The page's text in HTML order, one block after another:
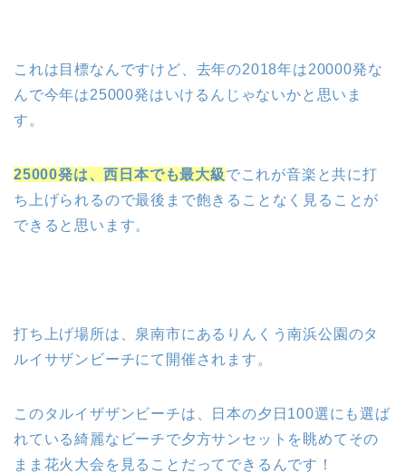
これは目標なんですけど、去年の2018年は20000発な
んで今年は25000発はいけるんじゃないかと思いま
す。
25000発は、西日本でも最大級でこれが音楽と共に打
ち上げられるので最後まで飽きることなく見ることが
できると思います。
打ち上げ場所は、泉南市にあるりんくう南浜公園のタ
ルイサザンビーチにて開催されます。
このタルイザザンビーチは、日本の夕日100選にも選ば
れている綺麗なビーチで夕方サンセットを眺めてその
まま花火大会を見ることだってできるんです！